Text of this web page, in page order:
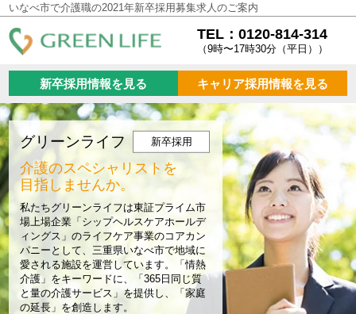
いなべ市で介護職の2021年新卒採用募集求人のご案内
TEL：0120-814-314
（9時〜17時30分（平日））
新卒採用情報を見る キャリア採用情報を見る
グリーンライフ 新卒採用
介護のスペシャリストを
目指しませんか。
私たちグリーンライフは東証プライム市
場上場企業「シップヘルスケアホールデ
ィングス」のライフケア事業のコアカン
パニーとして、三重県いなべ市で地域に
愛される施設を運営しています。「情熱
介護」をキーワードに、「365日同じ質
と量の介護サービス」を提供し、「家庭
の延長」を創造します。